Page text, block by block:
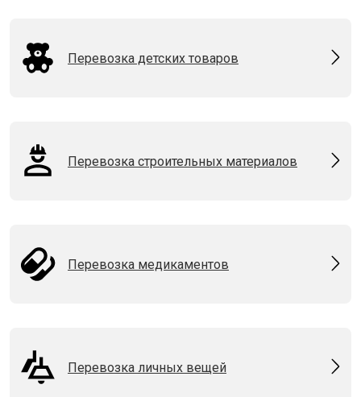
Перевозка детских товаров
Перевозка строительных материалов
Перевозка медикаментов
Перевозка личных вещей